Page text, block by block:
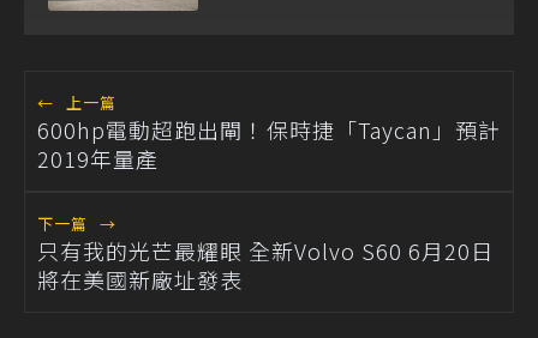
← 上一篇
600hp電動超跑出閘！保時捷「Taycan」預計
2019年量產
下一篇 →
只有我的光芒最耀眼 全新Volvo S60 6月20日
將在美國新廠址發表